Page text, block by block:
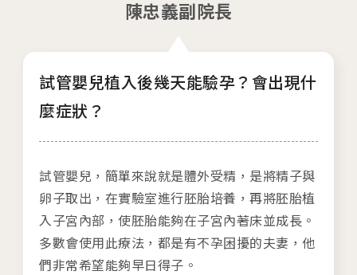
07 衛教資訊
陳忠義副院長
試管嬰兒植入後幾天能驗孕？會出現什
麼症狀？
試管嬰兒，簡單來說就是體外受精，是將精子與
卵子取出，在實驗室進行胚胎培養，再將胚胎植
入子宮內部，使胚胎能夠在子宮內著床並成長。
多數會使用此療法，都是有不孕困擾的夫妻，他
們非常希望能夠早日得子。